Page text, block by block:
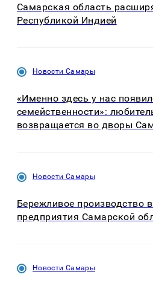
Самарская область
Республикой Индией
Новости Самары
«Именно здесь у нас
семейственности»:
возвращается во дворы
Новости Самары
Бережливое производство
предприятия Самарской
Новости Самары